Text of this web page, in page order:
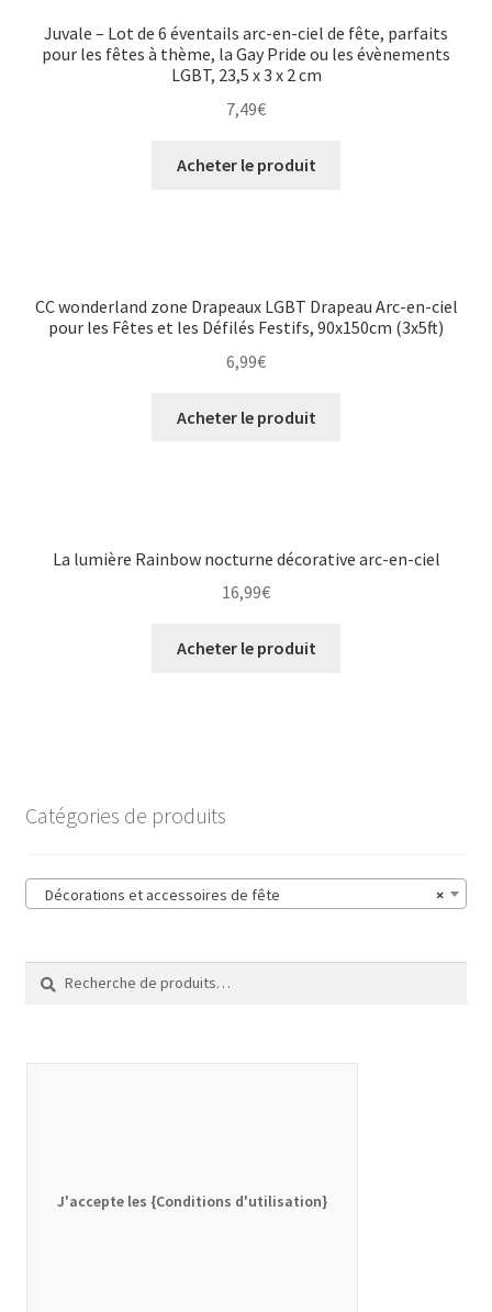
Juvale – Lot de 6 éventails arc-en-ciel de fête, parfaits
pour les fêtes à thème, la Gay Pride ou les évènements
LGBT, 23,5 x 3 x 2 cm
7,49€
Acheter le produit
CC wonderland zone Drapeaux LGBT Drapeau Arc-en-ciel
pour les Fêtes et les Défilés Festifs, 90x150cm (3x5ft)
6,99€
Acheter le produit
La lumière Rainbow nocturne décorative arc-en-ciel
16,99€
Acheter le produit
Catégories de produits
×
Décorations et accessoires de fête
Recherche
pour :
Recherche
J'accepte les {Conditions d'utilisation}